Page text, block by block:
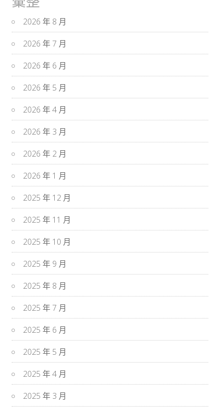
2026 年 8 月
2026 年 7 月
2026 年 6 月
2026 年 5 月
2026 年 4 月
2026 年 3 月
2026 年 2 月
2026 年 1 月
2025 年 12 月
2025 年 11 月
2025 年 10 月
2025 年 9 月
2025 年 8 月
2025 年 7 月
2025 年 6 月
2025 年 5 月
2025 年 4 月
2025 年 3 月